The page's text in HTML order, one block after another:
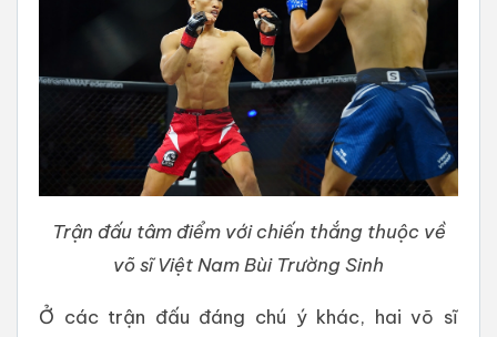
Trận đấu tâm điểm với chiến thắng thuộc về
võ sĩ Việt Nam Bùi Trường Sinh
Ở các trận đấu đáng chú ý khác, hai võ sĩ